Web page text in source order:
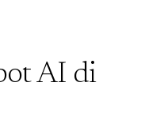
AI di